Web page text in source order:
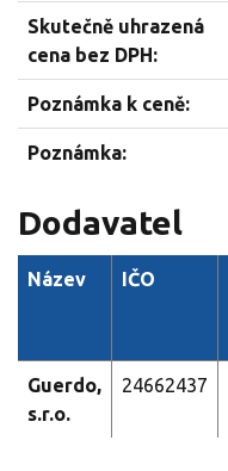
Skutečně uhrazená
cena bez DPH:
Poznámka k ceně:
Poznámka:
Dodavatel
Název IČO
Guerdo,
s.r.o.
24662437